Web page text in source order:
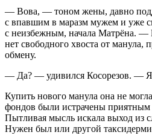
— Вова, — тоном жены, давно
с впавшим в маразм мужем и уже
с неизбежным, начала Матрёна. —
нет свободного хвоста от манула,
обмену.
— Да? — удивился Косорезов. — Я
Купить нового манула она не
фондов были истрачены приятным
Пытливая мысль искала выход из
Нужен был или другой